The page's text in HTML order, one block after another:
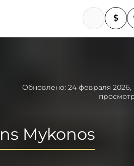
$
Обновлено: 24 февраля 2026,
Mykonos